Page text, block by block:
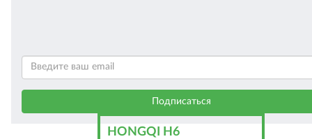
HONGQI H6